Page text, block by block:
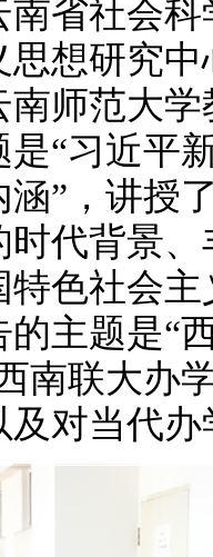
省社会
思想研究
南师范大
“习近平
”，讲授
时代背景
特色社会
主题是“
南联大办
及对当代